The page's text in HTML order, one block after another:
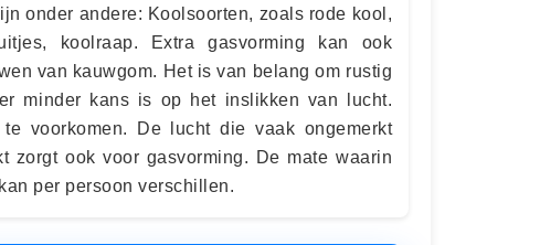
onder andere: Koolsoorten, zoals rode kool,
koolraap. Extra gasvorming kan ook
van kauwgom. Het is van belang om rustig
minder kans is op het inslikken van lucht.
voorkomen. De lucht die vaak ongemerkt
zorgt ook voor gasvorming. De mate waarin
per persoon verschillen.